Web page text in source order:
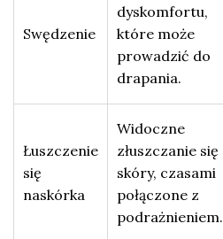
Swędzenie
dyskomfortu,
które może
prowadzić do
drapania.
Łuszczenie
się
naskórka
Widoczne
złuszczanie się
skóry, czasami
połączone z
podrażnieniem.